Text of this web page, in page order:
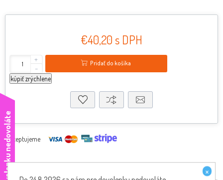
€40,20 s DPH
+
-
Pridať do košíka
kúpiť zrýchlene
Akceptujeme
×